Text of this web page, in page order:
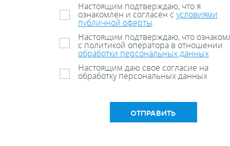
Настоящим подтверждаю, что я
ознакомлен и согласен с условиями
публичной оферты.
Настоящим подтверждаю, что
с политикой оператора в отношении
обработки персональных данных
Настоящим даю свое согласие на
обработку персональных данных
ОТПРАВИТЬ